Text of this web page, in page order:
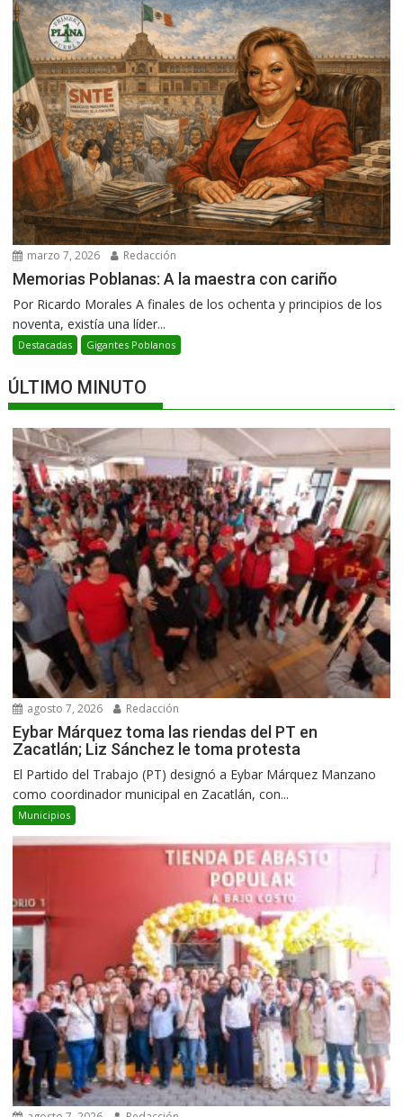
marzo 7, 2026 Redacción
Memorias Poblanas: A la maestra con cariño
Por Ricardo Morales A finales de los ochenta y principios de los
noventa, existía una líder...
Destacadas Gigantes Poblanos
ÚLTIMO MINUTO
agosto 7, 2026 Redacción
Eybar Márquez toma las riendas del PT en
Zacatlán; Liz Sánchez le toma protesta
El Partido del Trabajo (PT) designó a Eybar Márquez Manzano
como coordinador municipal en Zacatlán, con...
Municipios